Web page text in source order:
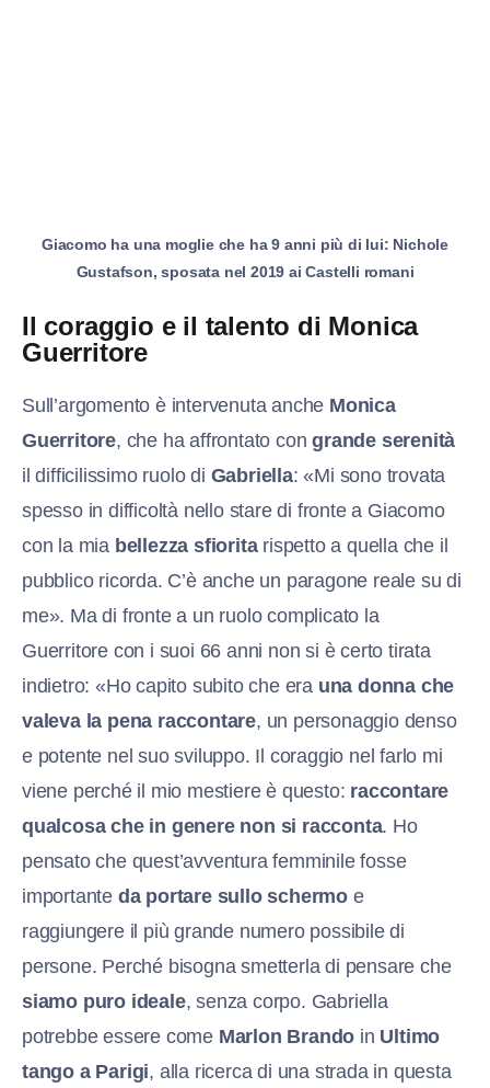
Giacomo ha una moglie che ha 9 anni più di lui: Nichole
Gustafson, sposata nel 2019 ai Castelli romani
Il coraggio e il talento di Monica
Guerritore
Sull’argomento è intervenuta anche Monica
Guerritore, che ha affrontato congrande serenità
il difficilissimo ruolo di Gabriella: «Mi sono trovata
spesso in difficoltà nello stare di fronte a Giacomo
con la mia bellezza sfioritarispetto a quella che il
pubblico ricorda. C’è anche un paragone reale su di
me». Ma di fronte a un ruolo complicato la
Guerritore con i suoi 66 anni non si è certo tirata
indietro: «Ho capito subito che era una donna che
valeva la pena raccontare, un personaggio denso
e potente nel suo sviluppo. Il coraggio nel farlo mi
viene perché il mio mestiere è questo: raccontare
qualcosa che in genere non si racconta. Ho
pensato che quest’avventura femminile fosse
importante da portare sullo schermo e
raggiungere il più grande numero possibile di
persone. Perché bisogna smetterla di pensare che
siamo puro ideale, senza corpo. Gabriella
potrebbe essere come Marlon Brando in Ultimo
tango a Parigi, alla ricerca di una strada in questa